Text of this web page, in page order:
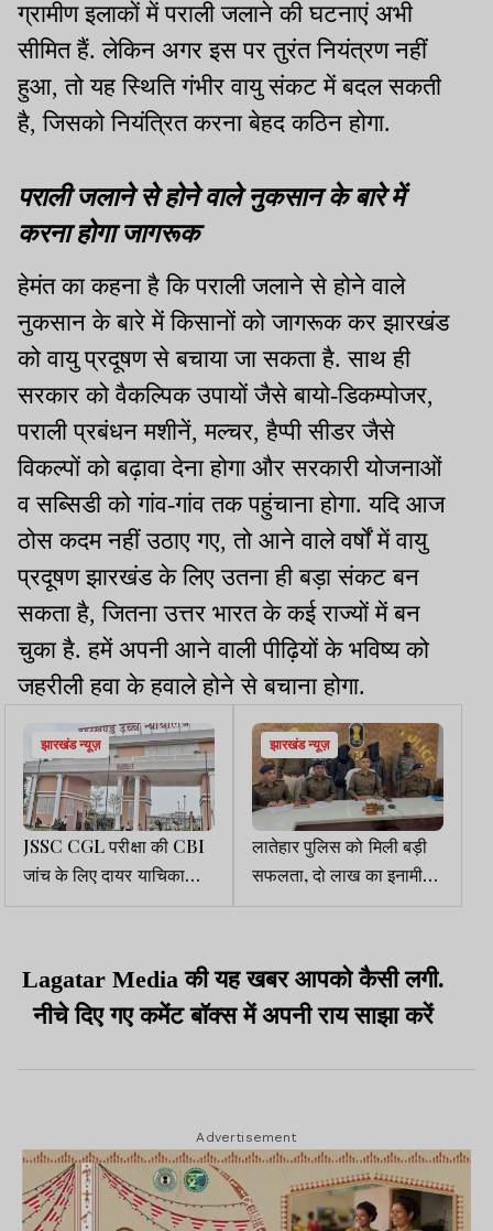
ग्रामीण इलाकों में पराली जलाने की घटनाएं अभी
सीमित हैं. लेकिन अगर इस पर तुरंत नियंत्रण नहीं
हुआ, तो यह स्थिति गंभीर वायु संकट में बदल सकती
है, जिसको नियंत्रित करना बेहद कठिन होगा.
पराली जलाने से होने वाले नुकसान के बारे में
करना होगा जागरूक
हेमंत का कहना है कि पराली जलाने से होने वाले
नुकसान के बारे में किसानों को जागरूक कर झारखंड
को वायु प्रदूषण से बचाया जा सकता है. साथ ही
सरकार को वैकल्पिक उपायों जैसे बायो-डिकम्पोजर,
पराली प्रबंधन मशीनें, मल्चर, हैप्पी सीडर जैसे
विकल्पों को बढ़ावा देना होगा और सरकारी योजनाओं
व सब्सिडी को गांव-गांव तक पहुंचाना होगा. यदि आज
ठोस कदम नहीं उठाए गए, तो आने वाले वर्षों में वायु
प्रदूषण झारखंड के लिए उतना ही बड़ा संकट बन
सकता है, जितना उत्तर भारत के कई राज्यों में बन
चुका है. हमें अपनी आने वाली पीढ़ियों के भविष्य को
जहरीली हवा के हवाले होने से बचाना होगा.
झारखंड न्यूज़
JSSC CGL परीक्षा की CBI
जांच के लिए दायर याचिका
खारिज, रिजल्ट जारी करने का
झारखंड न्यूज़
लातेहार पुलिस को मिली बड़ी
सफलता, दो लाख का इनामी
सहित JJMP के दो एरिया
Lagatar Media की यह खबर आपको कैसी लगी.
नीचे दिए गए कमेंट बॉक्स में अपनी राय साझा करें
Advertisement